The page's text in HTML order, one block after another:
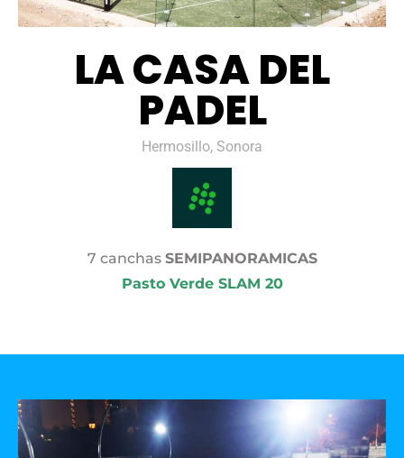
LA CASA DEL
PADEL
Hermosillo, Sonora
7 canchas SEMIPANORAMICAS
Pasto Verde SLAM 20